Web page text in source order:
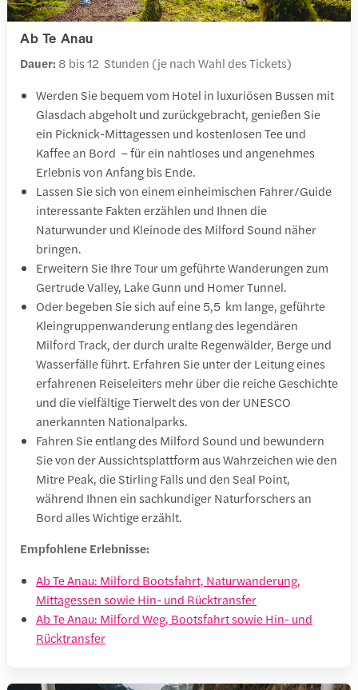
Ab Te Anau
Dauer: 8 bis 12 Stunden (je nach Wahl des Tickets)
Werden Sie bequem vom Hotel in luxuriösen Bussen mit
Glasdach abgeholt und zurückgebracht, genießen Sie
ein Picknick-Mittagessen und kostenlosen Tee und
Kaffee an Bord – für ein nahtloses und angenehmes
Erlebnis von Anfang bis Ende.
Lassen Sie sich von einem einheimischen Fahrer/Guide
interessante Fakten erzählen und Ihnen die
Naturwunder und Kleinode des Milford Sound näher
bringen.
Erweitern Sie Ihre Tour um geführte Wanderungen zum
Gertrude Valley, Lake Gunn und Homer Tunnel.
Oder begeben Sie sich auf eine 5,5 km lange, geführte
Kleingruppenwanderung entlang des legendären
Milford Track, der durch uralte Regenwälder, Berge und
Wasserfälle führt. Erfahren Sie unter der Leitung eines
erfahrenen Reiseleiters mehr über die reiche Geschichte
und die vielfältige Tierwelt des von der UNESCO
anerkannten Nationalparks.
Fahren Sie entlang des Milford Sound und bewundern
Sie von der Aussichtsplattform aus Wahrzeichen wie den
Mitre Peak, die Stirling Falls und den Seal Point,
während Ihnen ein sachkundiger Naturforschers an
Bord alles Wichtige erzählt.
Empfohlene Erlebnisse:
Ab Te Anau: Milford Bootsfahrt, Naturwanderung,
Mittagessen sowie Hin- und Rücktransfer
Ab Te Anau: Milford Weg, Bootsfahrt sowie Hin- und
Rücktransfer